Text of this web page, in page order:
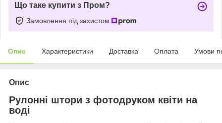
Що таке купити з Пром?
Замовлення під захистом
Опис Характеристики Доставка Оплата Умови
Опис
Рулонні штори з фотодруком квіти на
воді